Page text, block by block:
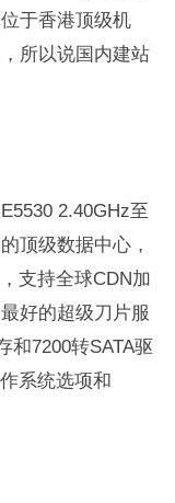
于香港顶级机
所以说国内建站
2.40GHz至
顶级数据中心，
支持全球CDN加
好的超级刀片服
和7200转SATA驱
系统选项和